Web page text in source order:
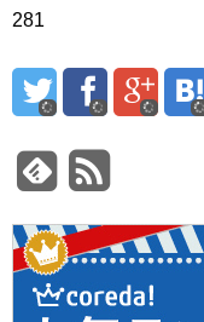
281